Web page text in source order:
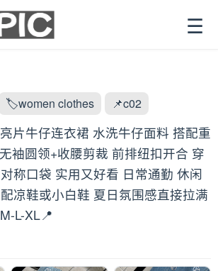
☰
🏷️women clothes 📌c02
片牛仔连衣裙 水洗牛仔面料 搭配重
袖圆领+收腰剪裁 前排纽扣开合 穿
称口袋 实用又好看 日常通勤 休闲
凉鞋或小白鞋 夏日氛围感直接拉满
L-XL📍